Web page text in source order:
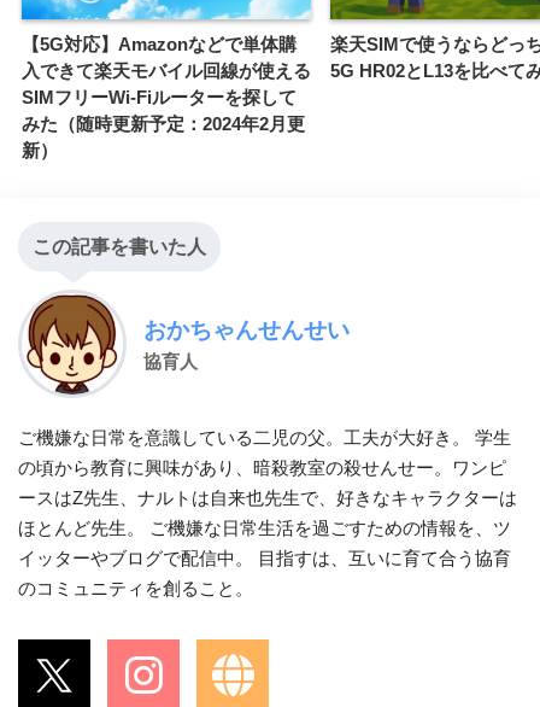
【5G対応】Amazonなどで単体購
入できて楽天モバイル回線が使える
SIMフリーWi-Fiルーターを探して
みた（随時更新予定：2024年2月更
新）
楽天SIMで使うならどっ
5G HR02とL13を比べて
この記事を書いた人
おかちゃんせんせい
協育人
ご機嫌な日常を意識している二児の父。工夫が大好き。 学生
の頃から教育に興味があり、暗殺教室の殺せんせー。ワンピ
ースはZ先生、ナルトは自来也先生で、好きなキャラクターは
ほとんど先生。 ご機嫌な日常生活を過ごすための情報を、ツ
イッターやブログで配信中。 目指すは、互いに育て合う協育
のコミュニティを創ること。